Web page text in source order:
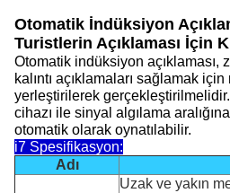
Otomatik İndüksiyon
Turistlerin Açıklaması İçin
Otomatik indüksiyon açıklaması,
kalıntı açıklamaları sağlamak
yerleştirilerek
cihazı ile sinyal algılama
otomatik olarak oynatılabilir.
i7 Spesifikasyon:
Adı
Uzak ve yakın